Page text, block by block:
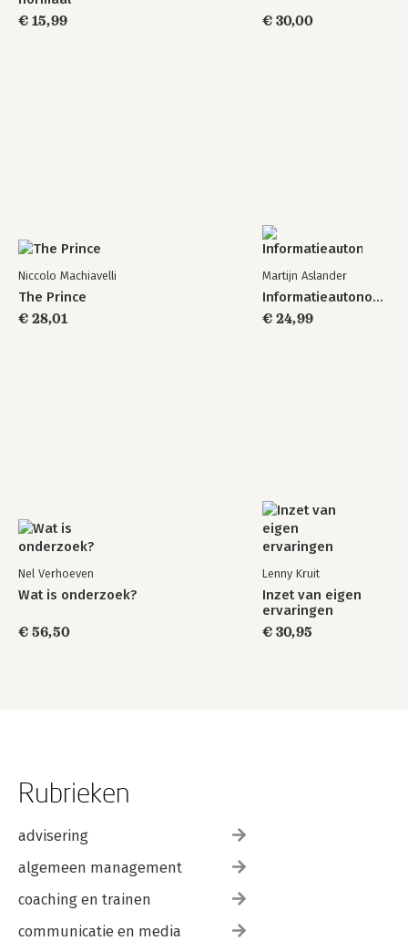
€ 15,99
€ 30,00
Niccolo Machiavelli
The Prince
€ 28,01
Martijn Aslander
Informatieautonomie
€ 24,99
Nel Verhoeven
Wat is onderzoek?
€ 56,50
Lenny Kruit
Inzet van eigen
ervaringen
€ 30,95
Rubrieken
advisering
algemeen management
coaching en trainen
communicatie en media